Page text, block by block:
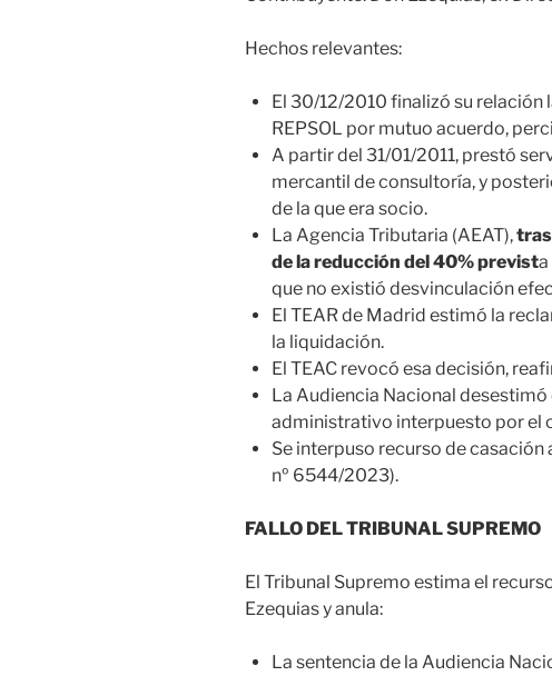
Hechos relevantes:
El 30/12/2010 finalizó su
REPSOL por mutuo acuerdo,
A partir del 31/01/2011, prestó
mercantil de consultoría, y
de la que era socio.
La Agencia Tributaria (AEAT),tras
de la reducción del 40% prevista
que no existió desvinculación
El TEAR de Madrid estimó la
la liquidación.
El TEAC revocó esa decisión,
La Audiencia Nacional
administrativo interpuesto por el
Se interpuso recurso de
nº 6544/2023).
FALLO DEL TRIBUNAL SUPREMO
El Tribunal Supremo estima el
Ezequias y anula:
La sentencia de la Audiencia